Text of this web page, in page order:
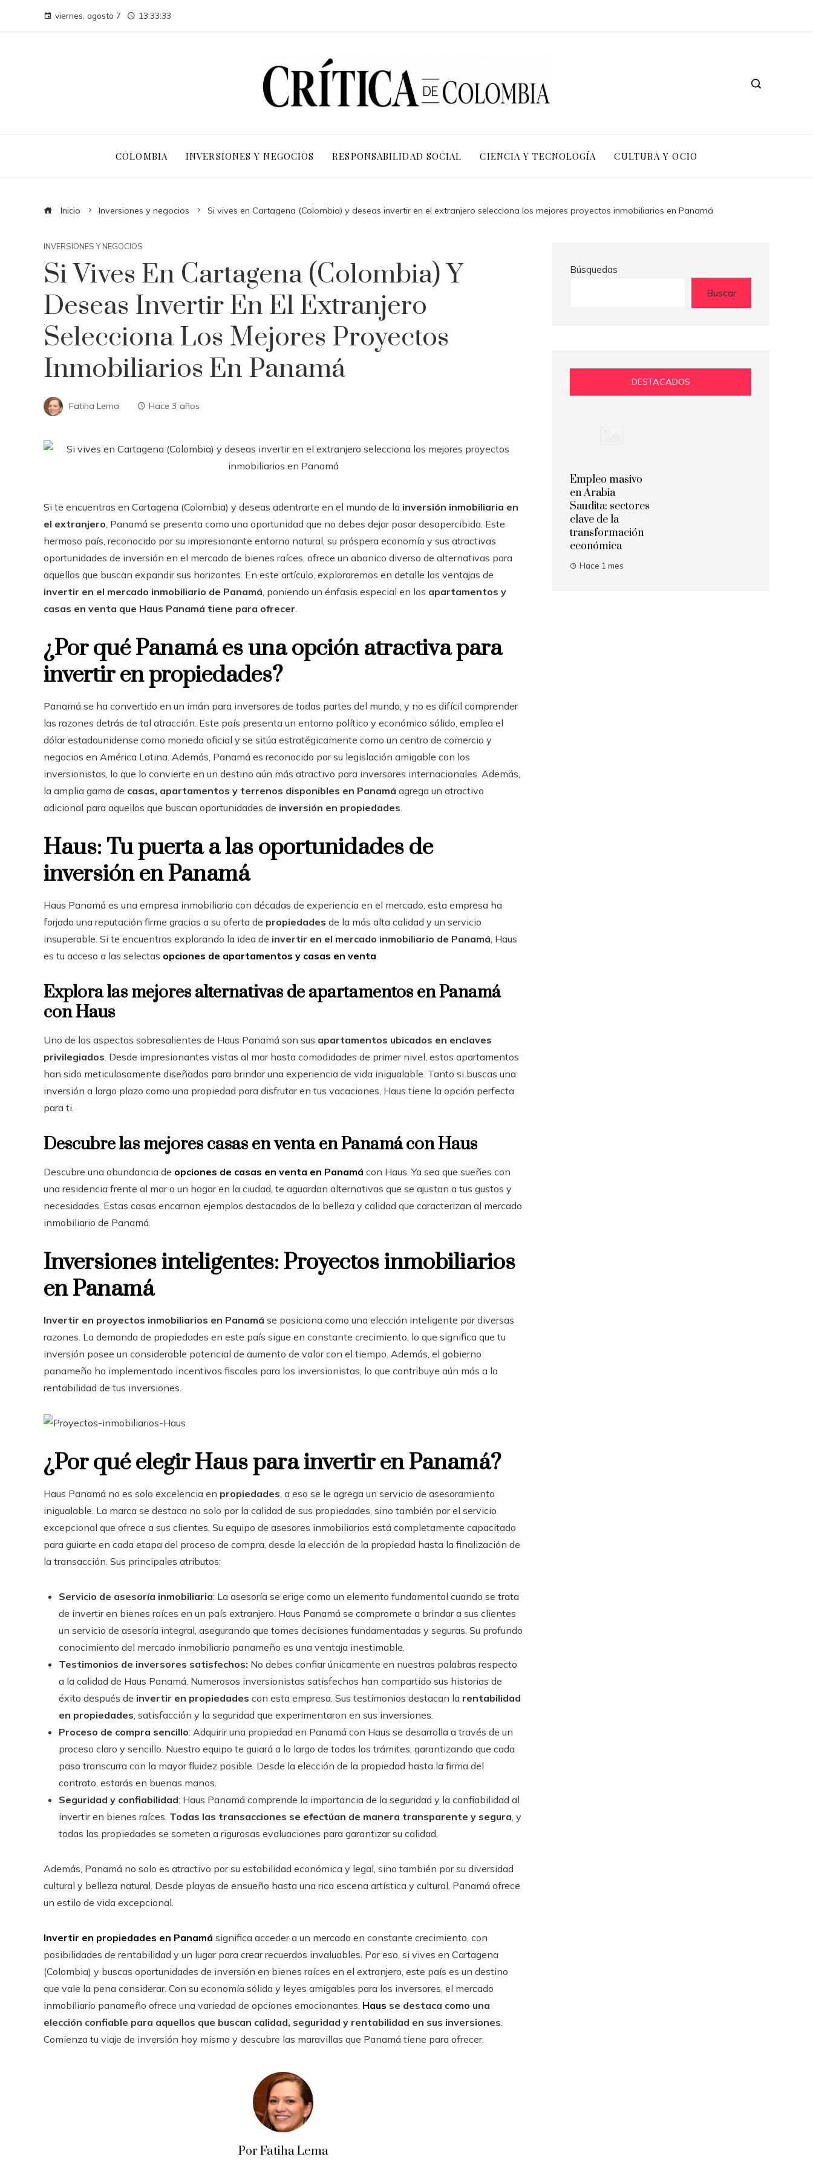
viernes, agosto 7 13:33:34
COLOMBIA INVERSIONES Y NEGOCIOS RESPONSABILIDAD SOCIAL CIENCIA Y TECNOLOGÍA CULTURA Y OCIO
Inicio Inversiones y negocios Si vives en Cartagena (Colombia) y deseas invertir en el extranjero selecciona los mejores proyectos inmobiliarios en Panamá
INVERSIONES Y NEGOCIOS
Si Vives En Cartagena (Colombia) Y
Deseas Invertir En El Extranjero
Selecciona Los Mejores Proyectos
Inmobiliarios En Panamá
Fatiha Lema Hace 3 años
Si te encuentras en Cartagena (Colombia) y deseas adentrarte en el mundo de la inversión inmobiliaria en
el extranjero, Panamá se presenta como una oportunidad que no debes dejar pasar desapercibida. Este
hermoso país, reconocido por su impresionante entorno natural, su próspera economía y sus atractivas
oportunidades de inversión en el mercado de bienes raíces, ofrece un abanico diverso de alternativas para
aquellos que buscan expandir sus horizontes. En este artículo, exploraremos en detalle las ventajas de
invertir en el mercado inmobiliario de Panamá, poniendo un énfasis especial en los apartamentos y
casas en venta que Haus Panamá tiene para ofrecer.
¿Por qué Panamá es una opción atractiva para
invertir en propiedades?
Panamá se ha convertido en un imán para inversores de todas partes del mundo, y no es difícil comprender
las razones detrás de tal atracción. Este país presenta un entorno político y económico sólido, emplea el
dólar estadounidense como moneda oficial y se sitúa estratégicamente como un centro de comercio y
negocios en América Latina. Además, Panamá es reconocido por su legislación amigable con los
inversionistas, lo que lo convierte en un destino aún más atractivo para inversores internacionales. Además,
la amplia gama de casas, apartamentos y terrenos disponibles en Panamá agrega un atractivo
adicional para aquellos que buscan oportunidades de inversión en propiedades.
Haus: Tu puerta a las oportunidades de
inversión en Panamá
Haus Panamá es una empresa inmobiliaria con décadas de experiencia en el mercado, esta empresa ha
forjado una reputación firme gracias a su oferta de propiedades de la más alta calidad y un servicio
insuperable. Si te encuentras explorando la idea de invertir en el mercado inmobiliario de Panamá, Haus
es tu acceso a las selectas opciones de apartamentos y casas en venta.
Explora las mejores alternativas de apartamentos en Panamá
con Haus
Uno de los aspectos sobresalientes de Haus Panamá son sus apartamentos ubicados en enclaves
privilegiados. Desde impresionantes vistas al mar hasta comodidades de primer nivel, estos apartamentos
han sido meticulosamente diseñados para brindar una experiencia de vida inigualable. Tanto si buscas una
inversión a largo plazo como una propiedad para disfrutar en tus vacaciones, Haus tiene la opción perfecta
para ti.
Descubre las mejores casas en venta en Panamá con Haus
Descubre una abundancia de opciones de casas en venta en Panamá con Haus. Ya sea que sueñes con
una residencia frente al mar o un hogar en la ciudad, te aguardan alternativas que se ajustan a tus gustos y
necesidades. Estas casas encarnan ejemplos destacados de la belleza y calidad que caracterizan al mercado
inmobiliario de Panamá.
Inversiones inteligentes: Proyectos inmobiliarios
en Panamá
Invertir en proyectos inmobiliarios en Panamá se posiciona como una elección inteligente por diversas
razones. La demanda de propiedades en este país sigue en constante crecimiento, lo que significa que tu
inversión posee un considerable potencial de aumento de valor con el tiempo. Además, el gobierno
panameño ha implementado incentivos fiscales para los inversionistas, lo que contribuye aún más a la
rentabilidad de tus inversiones.
¿Por qué elegir Haus para invertir en Panamá?
Haus Panamá no es solo excelencia en propiedades, a eso se le agrega un servicio de asesoramiento
inigualable. La marca se destaca no solo por la calidad de sus propiedades, sino también por el servicio
excepcional que ofrece a sus clientes. Su equipo de asesores inmobiliarios está completamente capacitado
para guiarte en cada etapa del proceso de compra, desde la elección de la propiedad hasta la finalización de
la transacción. Sus principales atributos:
Servicio de asesoría inmobiliaria: La asesoría se erige como un elemento fundamental cuando se trata
de invertir en bienes raíces en un país extranjero. Haus Panamá se compromete a brindar a sus clientes
un servicio de asesoría integral, asegurando que tomes decisiones fundamentadas y seguras. Su profundo
conocimiento del mercado inmobiliario panameño es una ventaja inestimable.
Testimonios de inversores satisfechos: No debes confiar únicamente en nuestras palabras respecto
a la calidad de Haus Panamá. Numerosos inversionistas satisfechos han compartido sus historias de
éxito después de invertir en propiedades con esta empresa. Sus testimonios destacan la rentabilidad
en propiedades, satisfacción y la seguridad que experimentaron en sus inversiones.
Proceso de compra sencillo: Adquirir una propiedad en Panamá con Haus se desarrolla a través de un
proceso claro y sencillo. Nuestro equipo te guiará a lo largo de todos los trámites, garantizando que cada
paso transcurra con la mayor fluidez posible. Desde la elección de la propiedad hasta la firma del
contrato, estarás en buenas manos.
Seguridad y confiabilidad: Haus Panamá comprende la importancia de la seguridad y la confiabilidad al
invertir en bienes raíces. Todas las transacciones se efectúan de manera transparente y segura, y
todas las propiedades se someten a rigurosas evaluaciones para garantizar su calidad.
Además, Panamá no solo es atractivo por su estabilidad económica y legal, sino también por su diversidad
cultural y belleza natural. Desde playas de ensueño hasta una rica escena artística y cultural, Panamá ofrece
un estilo de vida excepcional.
Invertir en propiedades en Panamá significa acceder a un mercado en constante crecimiento, con
posibilidades de rentabilidad y un lugar para crear recuerdos invaluables. Por eso, si vives en Cartagena
(Colombia) y buscas oportunidades de inversión en bienes raíces en el extranjero, este país es un destino
que vale la pena considerar. Con su economía sólida y leyes amigables para los inversores, el mercado
inmobiliario panameño ofrece una variedad de opciones emocionantes. Haus se destaca como una
elección confiable para aquellos que buscan calidad, seguridad y rentabilidad en sus inversiones.
Comienza tu viaje de inversión hoy mismo y descubre las maravillas que Panamá tiene para ofrecer.
Por Fatiha Lema
Búsquedas
Buscar
DESTACADOS
Empleo masivo
en Arabia
Saudita: sectores
clave de la
transformación
económica
Hace 1 mes